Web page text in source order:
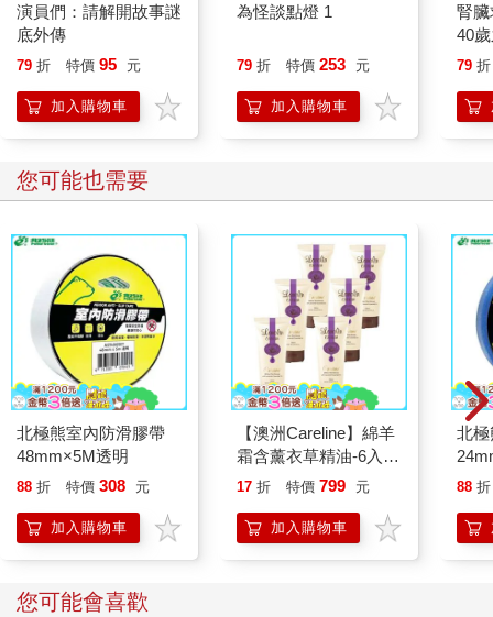
演員們：請解開故事謎
底外傳
79 折 特價 95 元
加入購物車
為怪談點燈 1
79 折 特價 253 元
加入購物車
腎
40
就
79 折
您可能也需要
北極熊室內防滑膠帶
48mm×5M透明
88 折 特價 308 元
加入購物車
【澳洲Careline】綿羊
霜含薰衣草精油-6入組
100ml/瓶
17 折 特價 799 元
加入購物車
北
88 折
您可能會喜歡